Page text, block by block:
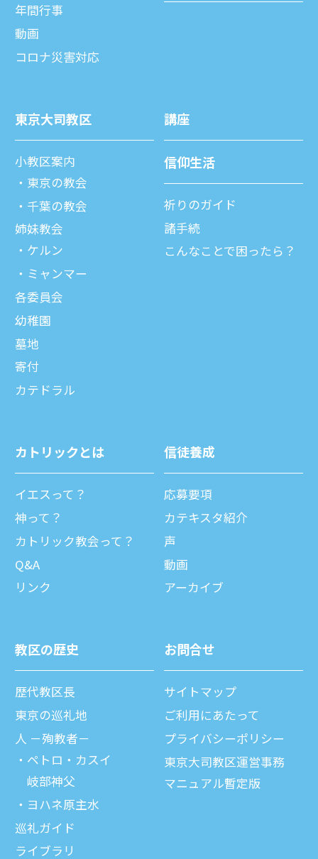
年間⾏事
動画
コロナ災害対応
東京⼤司教区
⼩教区案内
東京の教会
千葉の教会
姉妹教会
ケルン
ミャンマー
各委員会
幼稚園
墓地
寄付
カテドラル
講座
信仰⽣活
祈りのガイド
諸⼿続
こんなことで困ったら？
カトリックとは
イエスって？
神って？
カトリック教会って？
Q&A
リンク
信徒養成
応募要項
カテキスタ紹介
声
動画
アーカイブ
教区の歴史
歴代教区⻑
東京の巡礼地
⼈ －殉教者－
ペトロ・カスイ
岐部神父
ヨハネ原主水
巡礼ガイド
ライブラリ
お問合せ
サイトマップ
ご利⽤にあたって
プライバシーポリシー
東京大司教区運営事務
マニュアル暫定版